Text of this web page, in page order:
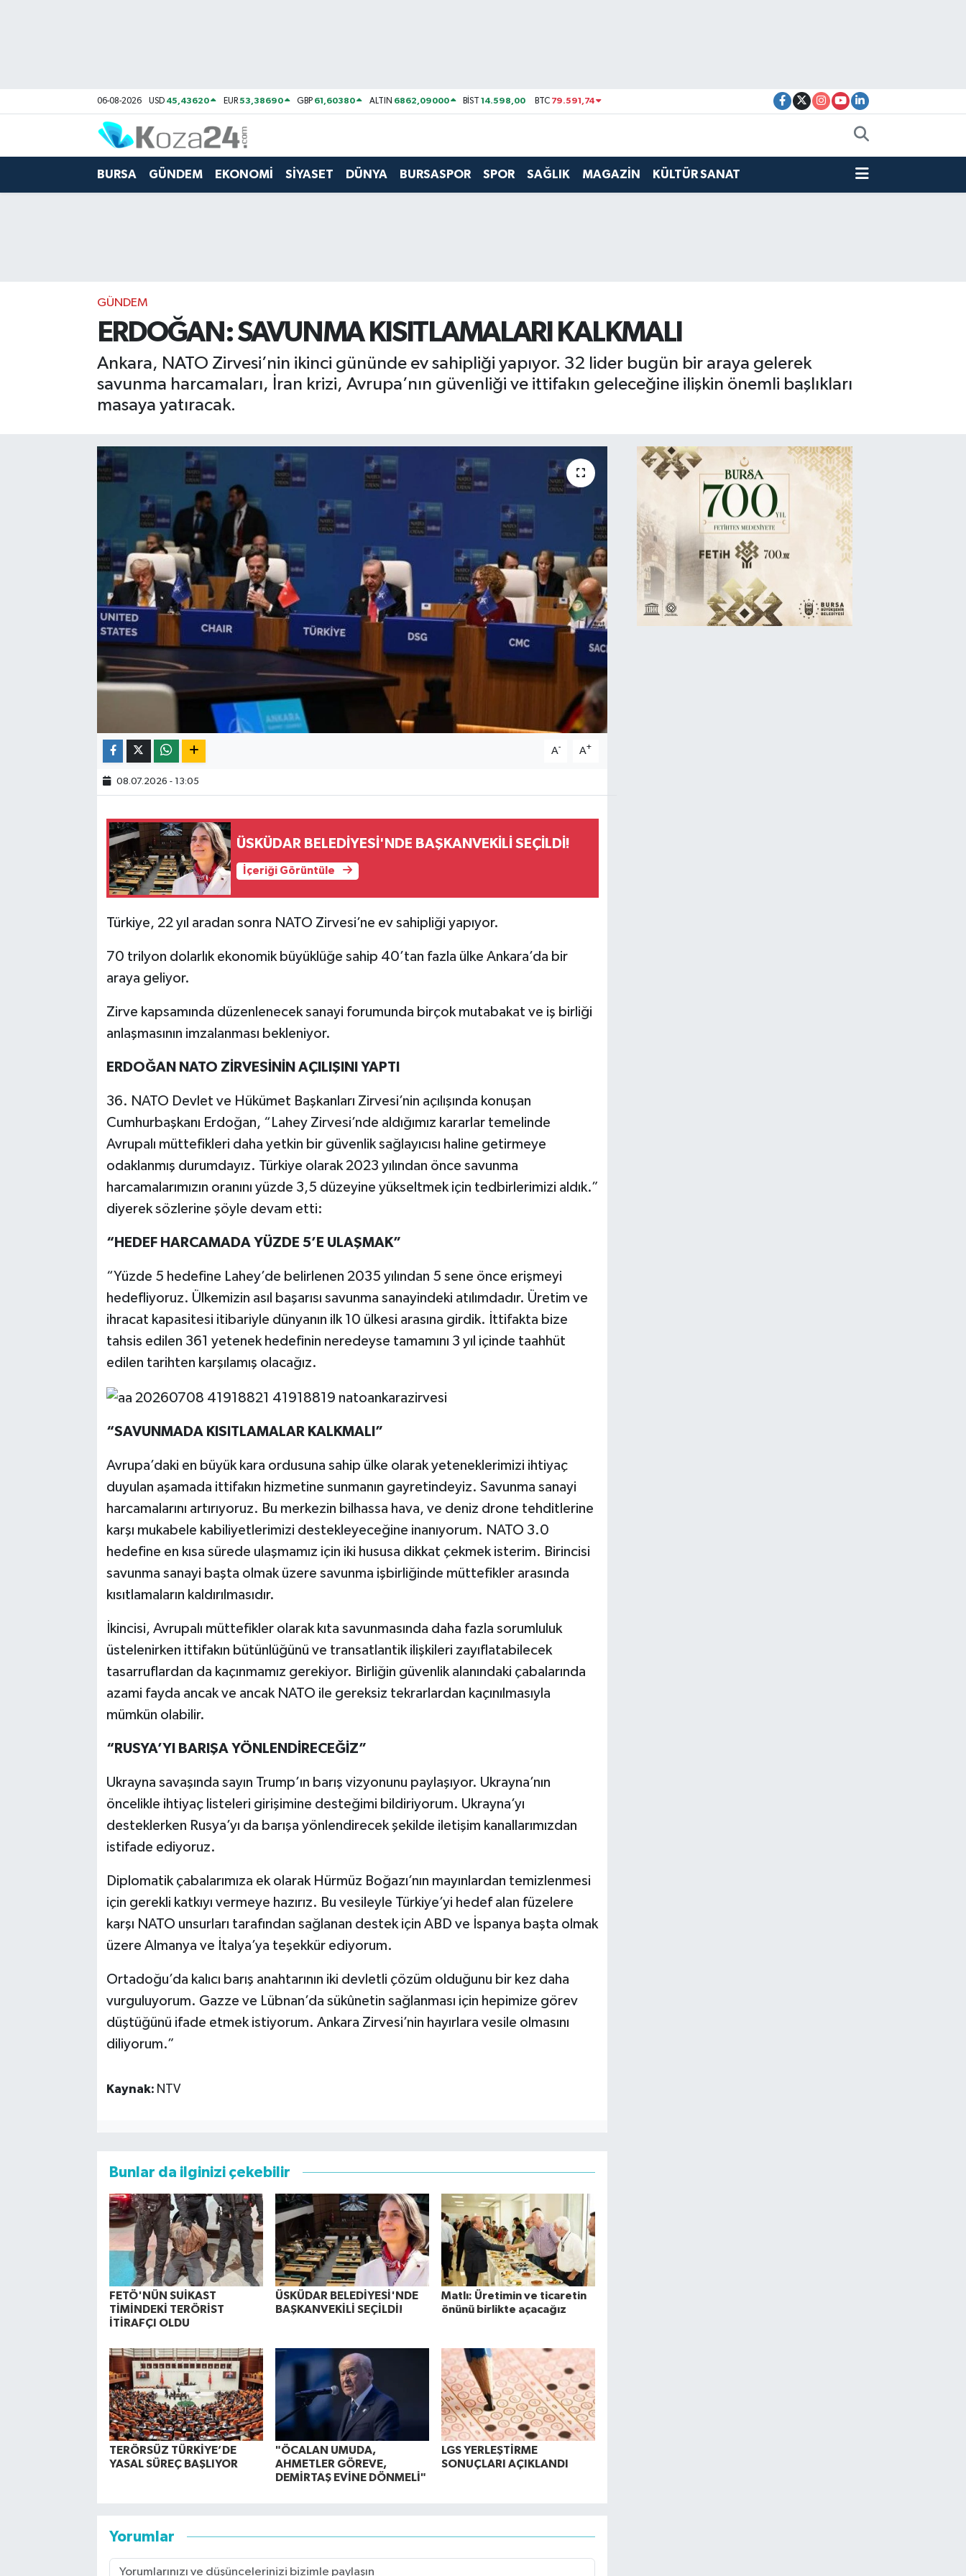
06-08-2026 USD 45,43620 EUR53,38690 GBP 61,60380 ALTIN 6862,09000 BİST14.598,00 BTC 79.591,74
BURSA GÜNDEM EKONOMİ SİYASET DÜNYA BURSASPOR SPOR SAĞLIK MAGAZİN KÜLTÜR SANAT
GÜNDEM
ERDOĞAN: SAVUNMA KISITLAMALARI KALKMALI
Ankara, NATO Zirvesi’nin ikinci gününde ev sahipliği yapıyor. 32 lider bugün bir araya gelerek
savunma harcamaları, İran krizi, Avrupa’nın güvenliği ve ittifakın geleceğine ilişkin önemli başlıkları
masaya yatıracak.
A- A+
08.07.2026 - 13:05
ÜSKÜDAR BELEDİYESİ'NDE BAŞKANVEKİLİ SEÇİLDİ!
İçeriği Görüntüle
Türkiye, 22 yıl aradan sonra NATO Zirvesi’ne ev sahipliği yapıyor.
70 trilyon dolarlık ekonomik büyüklüğe sahip 40’tan fazla ülke Ankara’da bir
araya geliyor.
Zirve kapsamında düzenlenecek sanayi forumunda birçok mutabakat ve iş birliği
anlaşmasının imzalanması bekleniyor.
ERDOĞAN NATO ZİRVESİNİN AÇILIŞINI YAPTI
36. NATO Devlet ve Hükümet Başkanları Zirvesi’nin açılışında konuşan
Cumhurbaşkanı Erdoğan, “Lahey Zirvesi’nde aldığımız kararlar temelinde
Avrupalı müttefikleri daha yetkin bir güvenlik sağlayıcısı haline getirmeye
odaklanmış durumdayız. Türkiye olarak 2023 yılından önce savunma
harcamalarımızın oranını yüzde 3,5 düzeyine yükseltmek için tedbirlerimizi aldık.”
diyerek sözlerine şöyle devam etti:
“HEDEF HARCAMADA YÜZDE 5’E ULAŞMAK”
“Yüzde 5 hedefine Lahey’de belirlenen 2035 yılından 5 sene önce erişmeyi
hedefliyoruz. Ülkemizin asıl başarısı savunma sanayindeki atılımdadır. Üretim ve
ihracat kapasitesi itibariyle dünyanın ilk 10 ülkesi arasına girdik. İttifakta bize
tahsis edilen 361 yetenek hedefinin neredeyse tamamını 3 yıl içinde taahhüt
edilen tarihten karşılamış olacağız.
“SAVUNMADA KISITLAMALAR KALKMALI”
Avrupa’daki en büyük kara ordusuna sahip ülke olarak yeteneklerimizi ihtiyaç
duyulan aşamada ittifakın hizmetine sunmanın gayretindeyiz. Savunma sanayi
harcamalarını artırıyoruz. Bu merkezin bilhassa hava, ve deniz drone tehditlerine
karşı mukabele kabiliyetlerimizi destekleyeceğine inanıyorum. NATO 3.0
hedefine en kısa sürede ulaşmamız için iki hususa dikkat çekmek isterim. Birincisi
savunma sanayi başta olmak üzere savunma işbirliğinde müttefikler arasında
kısıtlamaların kaldırılmasıdır.
İkincisi, Avrupalı müttefikler olarak kıta savunmasında daha fazla sorumluluk
üstelenirken ittifakın bütünlüğünü ve transatlantik ilişkileri zayıflatabilecek
tasarruflardan da kaçınmamız gerekiyor. Birliğin güvenlik alanındaki çabalarında
azami fayda ancak ve ancak NATO ile gereksiz tekrarlardan kaçınılmasıyla
mümkün olabilir.
“RUSYA’YI BARIŞA YÖNLENDİRECEĞİZ”
Ukrayna savaşında sayın Trump’ın barış vizyonunu paylaşıyor. Ukrayna’nın
öncelikle ihtiyaç listeleri girişimine desteğimi bildiriyorum. Ukrayna’yı
desteklerken Rusya’yı da barışa yönlendirecek şekilde iletişim kanallarımızdan
istifade ediyoruz.
Diplomatik çabalarımıza ek olarak Hürmüz Boğazı’nın mayınlardan temizlenmesi
için gerekli katkıyı vermeye hazırız. Bu vesileyle Türkiye’yi hedef alan füzelere
karşı NATO unsurları tarafından sağlanan destek için ABD ve İspanya başta olmak
üzere Almanya ve İtalya’ya teşekkür ediyorum.
Ortadoğu’da kalıcı barış anahtarının iki devletli çözüm olduğunu bir kez daha
vurguluyorum. Gazze ve Lübnan’da sükûnetin sağlanması için hepimize görev
düştüğünü ifade etmek istiyorum. Ankara Zirvesi’nin hayırlara vesile olmasını
diliyorum.”
Kaynak: NTV
Bunlar da ilginizi çekebilir
FETÖ'NÜN SUİKAST
TİMİNDEKİ TERÖRİST
İTİRAFÇI OLDU
ÜSKÜDAR BELEDİYESİ'NDE
BAŞKANVEKİLİ SEÇİLDİ!
Matlı: Üretimin ve ticaretin
önünü birlikte açacağız
TERÖRSÜZ TÜRKİYE’DE
YASAL SÜREÇ BAŞLIYOR
"ÖCALAN UMUDA,
AHMETLER GÖREVE,
DEMİRTAŞ EVİNE DÖNMELİ"
LGS YERLEŞTİRME
SONUÇLARI AÇIKLANDI
Yorumlar
Bursa Namaz Vakitleri
Bursa Trafik Yoğunluk Haritası